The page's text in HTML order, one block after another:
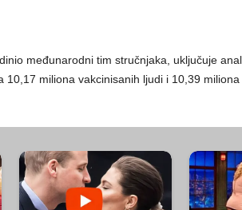
međunarodni tim stručnjaka, uključuje
10,17 miliona vakcinisanih ljudi i 10,39